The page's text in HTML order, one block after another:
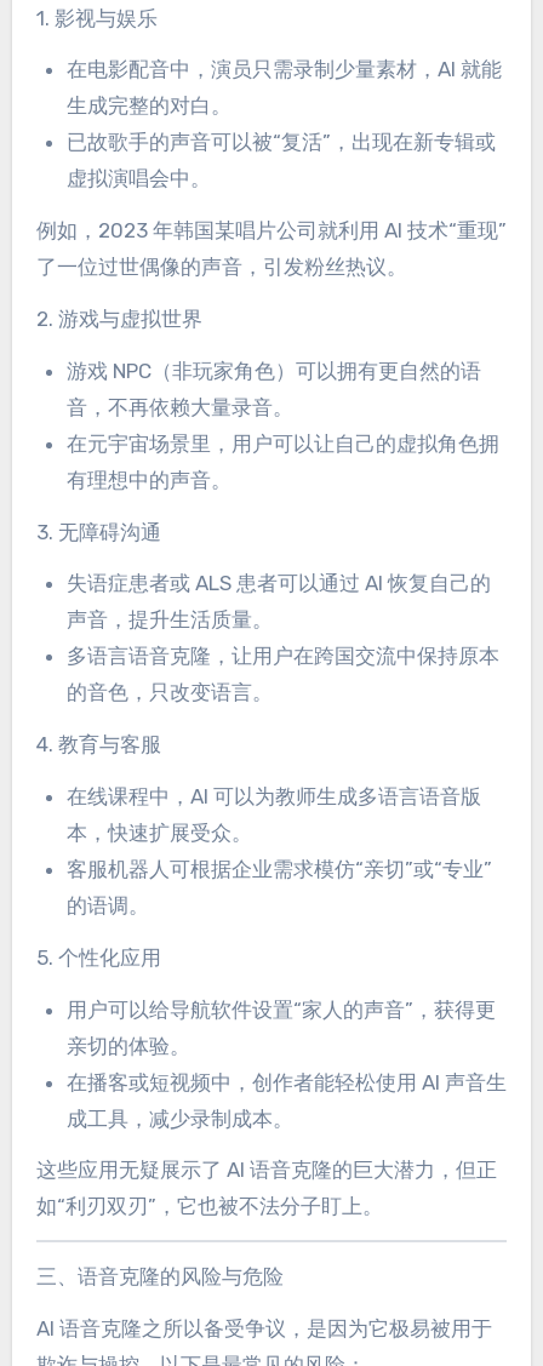
1. 影视与娱乐
在电影配音中，演员只需录制少量素材，AI 就能
生成完整的对白。
已故歌手的声音可以被“复活”，出现在新专辑或
虚拟演唱会中。
例如，2023 年韩国某唱片公司就利用 AI 技术“重现”
了一位过世偶像的声音，引发粉丝热议。
2. 游戏与虚拟世界
游戏 NPC（非玩家角色）可以拥有更自然的语
音，不再依赖大量录音。
在元宇宙场景里，用户可以让自己的虚拟角色拥
有理想中的声音。
3. 无障碍沟通
失语症患者或 ALS 患者可以通过 AI 恢复自己的
声音，提升生活质量。
多语言语音克隆，让用户在跨国交流中保持原本
的音色，只改变语言。
4. 教育与客服
在线课程中，AI 可以为教师生成多语言语音版
本，快速扩展受众。
客服机器人可根据企业需求模仿“亲切”或“专业”
的语调。
5. 个性化应用
用户可以给导航软件设置“家人的声音”，获得更
亲切的体验。
在播客或短视频中，创作者能轻松使用 AI 声音生
成工具，减少录制成本。
这些应用无疑展示了 AI 语音克隆的巨大潜力，但正
如“利刃双刃”，它也被不法分子盯上。
三、语音克隆的风险与危险
AI 语音克隆之所以备受争议，是因为它极易被用于